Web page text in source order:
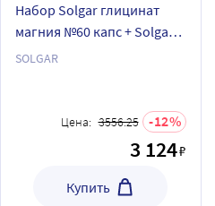
Набор Solgar глицинат
магния №60 капс + Solgar
нейронутриентс №30 капс
SOLGAR
Цена: 3556.25 12
3 124₽
Купить